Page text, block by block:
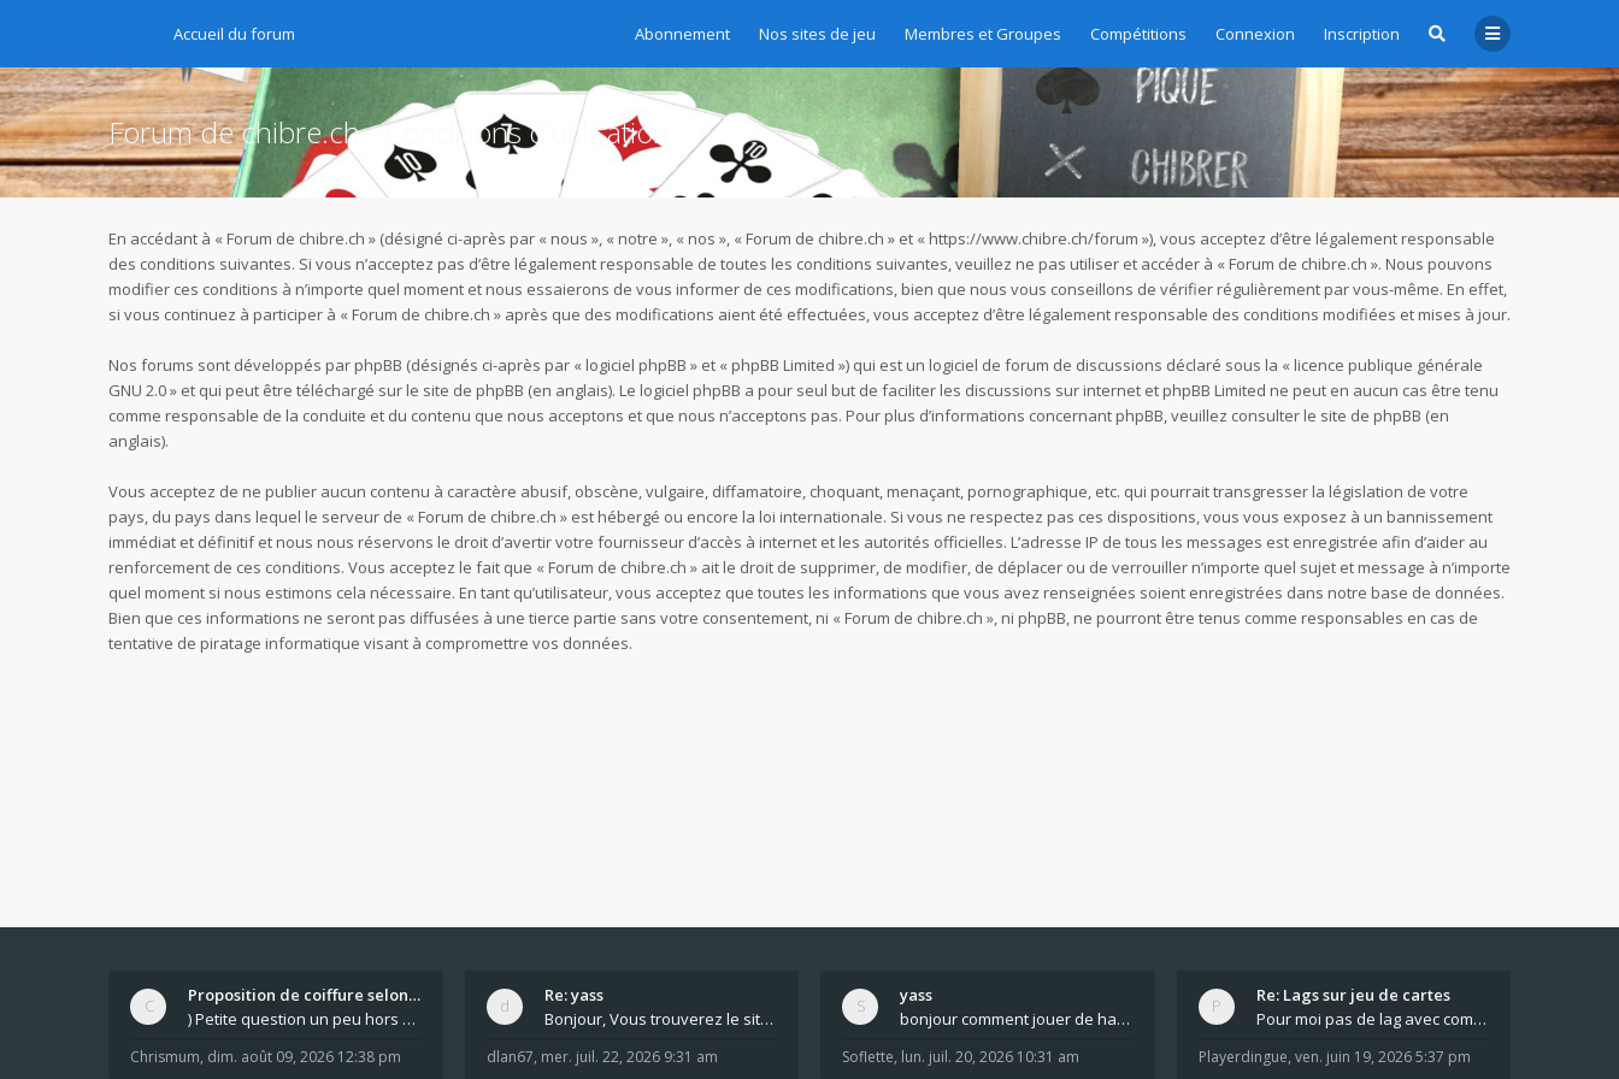
Abonnement Nos sites de jeu Membres et Groupes Compétitions Connexion Inscription
Accueil du forum
Forum de chibre.ch - Conditions d’utilisation
En accédant à « Forum de chibre.ch » (désigné ci-après par « nous », « notre », « nos », « Forum de chibre.ch » et « https://www.chibre.ch/forum »), vous acceptez d’être légalement responsable
des conditions suivantes. Si vous n’acceptez pas d’être légalement responsable de toutes les conditions suivantes, veuillez ne pas utiliser et accéder à « Forum de chibre.ch ». Nous pouvons
modifier ces conditions à n’importe quel moment et nous essaierons de vous informer de ces modifications, bien que nous vous conseillons de vérifier régulièrement par vous-même. En effet,
si vous continuez à participer à « Forum de chibre.ch » après que des modifications aient été effectuées, vous acceptez d’être légalement responsable des conditions modifiées et mises à jour.
Nos forums sont développés par phpBB (désignés ci-après par « logiciel phpBB » et « phpBB Limited ») qui est un logiciel de forum de discussions déclaré sous la « licence publique générale
GNU 2.0» et qui peut être téléchargé sur le site de phpBB (en anglais). Le logiciel phpBB a pour seul but de faciliter les discussions sur internet et phpBB Limited ne peut en aucun cas être tenu
comme responsable de la conduite et du contenu que nous acceptons et que nous n’acceptons pas. Pour plus d’informations concernant phpBB, veuillez consulter le site de phpBB (en
anglais).
Vous acceptez de ne publier aucun contenu à caractère abusif, obscène, vulgaire, diffamatoire, choquant, menaçant, pornographique, etc. qui pourrait transgresser la législation de votre
pays, du pays dans lequel le serveur de « Forum de chibre.ch » est hébergé ou encore la loi internationale. Si vous ne respectez pas ces dispositions, vous vous exposez à un bannissement
immédiat et définitif et nous nous réservons le droit d’avertir votre fournisseur d’accès à internet et les autorités officielles. L’adresse IP de tous les messages est enregistrée afin d’aider au
renforcement de ces conditions. Vous acceptez le fait que « Forum de chibre.ch » ait le droit de supprimer, de modifier, de déplacer ou de verrouiller n’importe quel sujet et message à n’importe
quel moment si nous estimons cela nécessaire. En tant qu’utilisateur, vous acceptez que toutes les informations que vous avez renseignées soient enregistrées dans notre base de données.
Bien que ces informations ne seront pas diffusées à une tierce partie sans votre consentement, ni « Forum de chibre.ch », ni phpBB, ne pourront être tenus comme responsables en cas de
tentative de piratage informatique visant à compromettre vos données.
Proposition de coiffure selon la forme du visage.
) Petite question un peu hors sujet mais qui peut
Chrismum, dim. août 09, 2026 12:38 pm
Re: yass
Bonjour, Vous trouverez le site ici dans le foru
dlan67, mer. juil. 22, 2026 9:31 am
yass
bonjour comment jouer de haut en bas tout atout mi
Soflette, lun. juil. 20, 2026 10:31 am
Re: Lags sur jeu de cartes
Pour moi pas de lag avec comme navigateur Chrome
Playerdingue, ven. juin 19, 2026 5:37 pm